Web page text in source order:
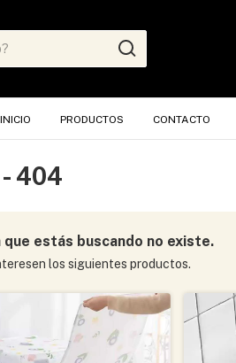
INICIO PRODUCTOS CONTACTO
404
que estás buscando no existe.
los siguientes productos.